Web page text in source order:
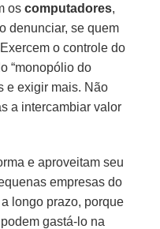
os computadores,
denunciar, se quem
o controle do
“monopólio do
e exigir mais. Não
a intercambiar valor
e aproveitam seu
empresas do
longo prazo, porque
gastá-lo na